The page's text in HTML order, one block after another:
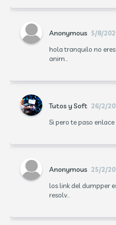
Anonymous 5/8/
hola tranquilo no
anim...
Tutos y Soft 26/2/
Si pero te paso
Anonymous 25/2/
los link del dumpper
resolv...